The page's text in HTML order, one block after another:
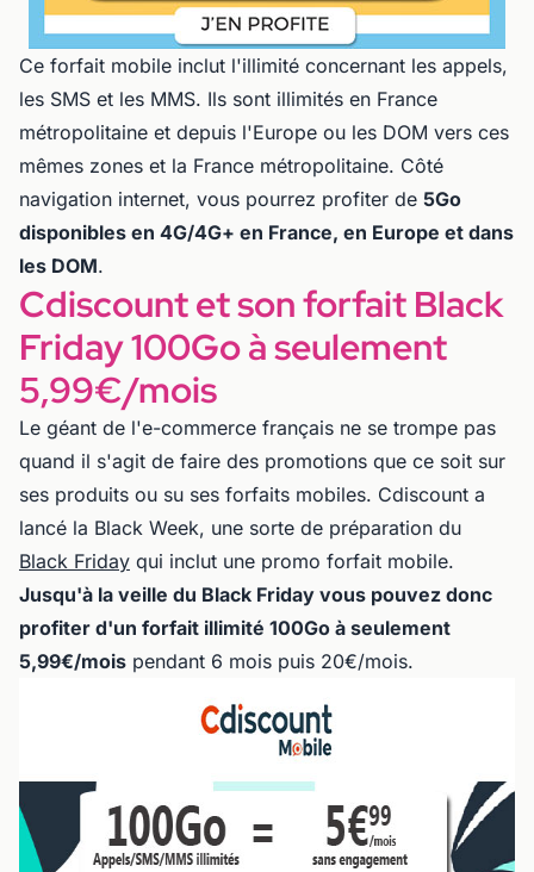
Ce forfait mobile inclut l'illimité concernant les appels,
les SMS et les MMS. Ils sont illimités en France
métropolitaine et depuis l'Europe ou les DOM vers ces
mêmes zones et la France métropolitaine. Côté
navigation internet, vous pourrez profiter de 5Go
disponibles en 4G/4G+ en France, en Europe et dans
les DOM.
Cdiscount et son forfait Black
Friday 100Go à seulement
5,99€/mois
Le géant de l'e-commerce français ne se trompe pas
quand il s'agit de faire des promotions que ce soit sur
ses produits ou su ses forfaits mobiles. Cdiscount a
lancé la Black Week, une sorte de préparation du
Black Friday qui inclut une promo forfait mobile.
Jusqu'à la veille du Black Friday vous pouvez donc
profiter d'un forfait illimité 100Go à seulement
5,99€/mois pendant 6 mois puis 20€/mois.